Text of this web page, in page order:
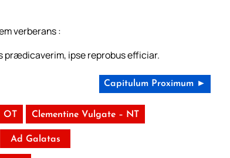
verberans :
prædicaverim, ipse reprobus efficiar.
Capitulum Proximum ►
OT Clementine Vulgate – NT
Ad Galatas